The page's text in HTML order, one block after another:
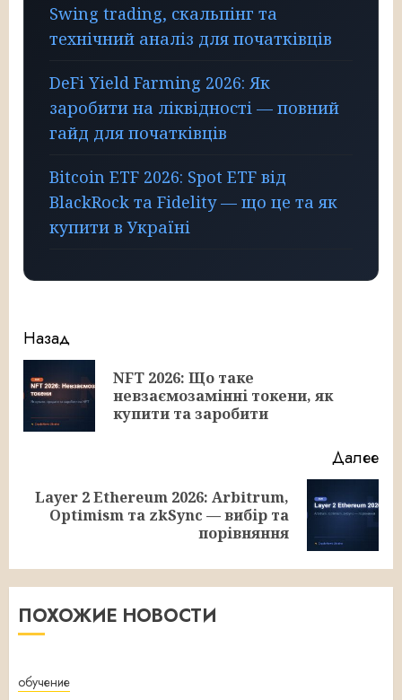
Swing trading, скальпінг та
технічний аналіз для початківців
DeFi Yield Farming 2026: Як
заробити на ліквідності — повний
гайд для початківців
Bitcoin ETF 2026: Spot ETF від
BlackRock та Fidelity — що це та як
купити в Україні
Продолжить
чтение
Назад
NFT 2026: Що таке
невзаємозамінні токени, як
купити та заробити
Далее
Следующая
Layer 2 Ethereum 2026: Arbitrum,
Optimism та zkSync — вибір та
порівняння
ПОХОЖИЕ НОВОСТИ
обучение